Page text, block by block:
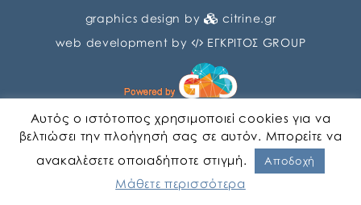
graphics design by
citrine.gr
web development by
ΕΓΚΡΙΤΟΣ GROUP
Αυτός ο ιστότοπος χρησιμοποιεί cookies για να
βελτιώσει την πλοήγησή σας σε αυτόν. Μπορείτε να
ανακαλέσετε οποιαδήποτε στιγμή.
Αποδοχή
Μάθετε περισσότερα
English Greek